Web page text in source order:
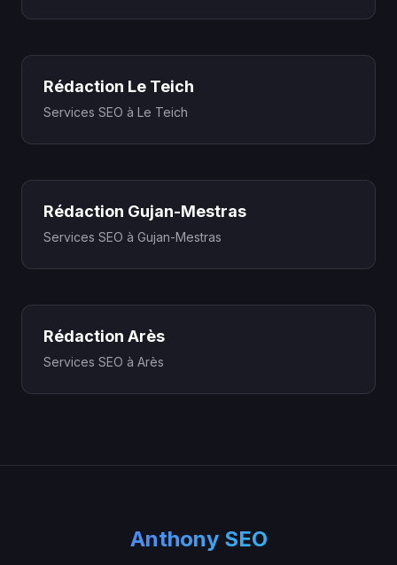
Rédaction Le Teich
Services SEO à Le Teich
Rédaction Gujan-Mestras
Services SEO à Gujan-Mestras
Rédaction Arès
Services SEO à Arès
Anthony SEO